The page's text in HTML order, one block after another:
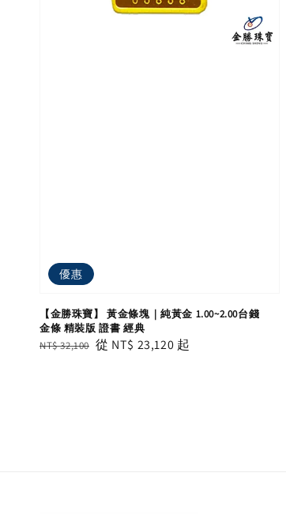
優惠
【金勝珠寶】 黃金條塊｜純黃金 1.00~2.00台錢
金條 精裝版 證書 經典
Regular
NT$ 32,100 Sale
從 NT$ 23,120 起